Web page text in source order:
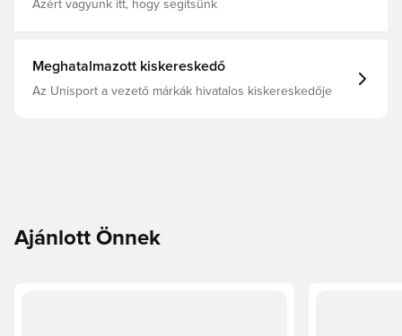
Azért vagyunk itt, hogy segítsünk
Meghatalmazott kiskereskedő
Az Unisport a vezető márkák hivatalos kiskereskedője
Ajánlott Önnek